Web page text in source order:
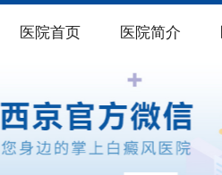
医院首页 医院简介